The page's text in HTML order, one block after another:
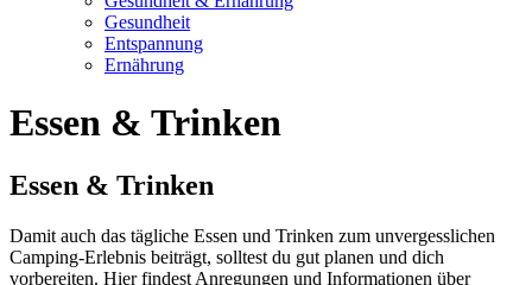
Gesundheit
Entspannung
Ernährung
Essen & Trinken
Essen & Trinken
Damit auch das tägliche Essen und Trinken zum unvergesslichen
Camping-Erlebnis beiträgt, solltest du gut planen und dich
vorbereiten. Hier findest Anregungen und Informationen über